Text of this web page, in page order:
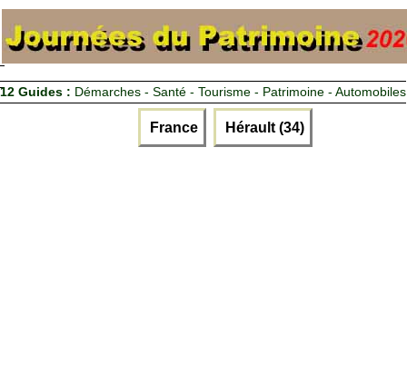
12 Guides : Démarches - Santé - Tourisme - Patrimoine - Automobiles
France Hérault (34)